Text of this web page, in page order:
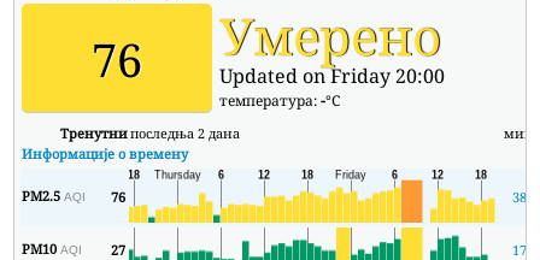
76 Умерено
Updated on Friday 20:00
температура:-°C
Тренутнипоследња 2 дана мин
Информације о времену
PM2.5AQI 76 38
PM10AQI 27 17